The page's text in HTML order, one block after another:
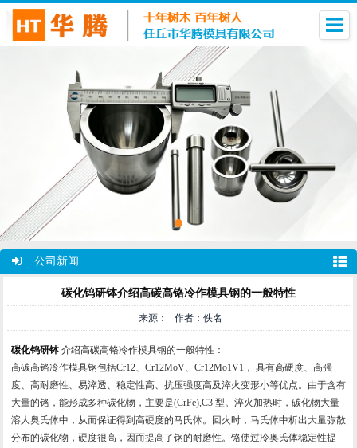
公司新闻
碳化钨研钵介绍高碳高铬冷作模具钢的一般特性
来源： 作者：佚名
碳化钨研钵 介绍高碳高铬冷作模具钢的一般特性：
高碳高铬冷作模具钢包括Cr12、Cr12MoV、Cr12Mo1V1， 具有高硬度、高强
度、高耐磨性、易淬透、稳定性高、抗压强度高及淬火变形小等优点。由于含有
大量的铬，能形成多种碳化物，主要是(CrFe),C3 型。淬火加热时，碳化物大量
溶人奥氏体中，从而保证得到高硬度的马氏体。回火时，马氏体中析出大量弥散
分布的碳化物，硬度很高，因而提高了钢的耐磨性。铬使过冷奥氏体稳定性提